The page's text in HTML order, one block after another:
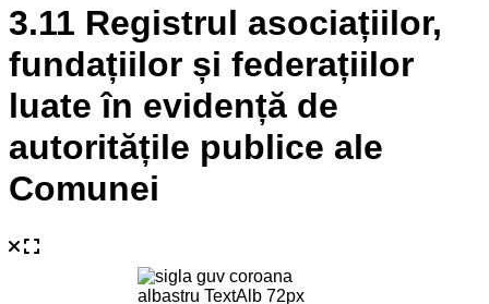
3.11 Registrul asociațiilor,
fundațiilor și federațiilor
luate în evidență de
autoritățile publice ale
Comunei